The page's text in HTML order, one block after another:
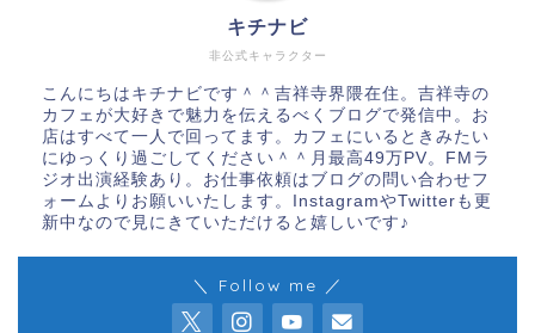
非公式キャラクター
キチナビ
こんにちはキチナビです＾＾吉祥寺界隈在住。吉祥寺の
カフェが大好きで魅力を伝えるべくブログで発信中。お
店はすべて一人で回ってます。カフェにいるときみたい
にゆっくり過ごしてください＾＾月最高49万PV。FMラ
ジオ出演経験あり。お仕事依頼はブログの問い合わせフ
ォームよりお願いいたします。InstagramやTwitterも更
新中なので見にきていただけると嬉しいです♪
＼ Follow me ／